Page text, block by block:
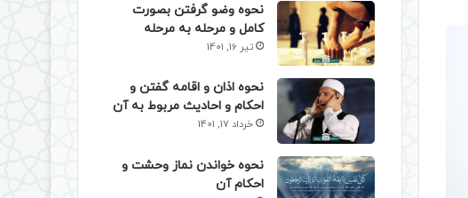
نحوه وضو گرفتن بصورت
کامل و مرحله به مرحله
تیر 16, 1401
نحوه اذان و اقامه گفتن و
احکام و احادیث مربوط به آن
خرداد 17, 1401
نحوه خواندن نماز وحشت و
احکام آن